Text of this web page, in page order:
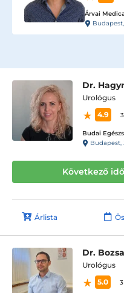
Dr.
Urológus
4.9
Budapest, XIII.
Következő
Árlista
Dr.
Urológus
5.0